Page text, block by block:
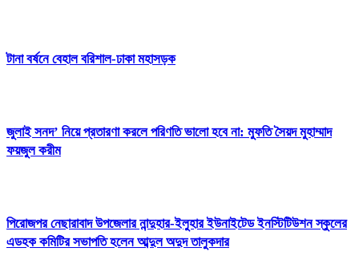
টানা বর্ষনে বেহাল বরিশাল-ঢাকা মহাসড়ক
জুলাই সনদ’ নিয়ে প্রতারণা করলে পরিণতি ভালো হবে না: মুফতি সৈয়দ মুহাম্মাদ
ফয়জুল করীম
পিরোজপর নেছারাবাদ উপজেলার নান্দুহার-ইলুহার ইউনাইটেড ইনস্টিটিউশন স্কুলের
এডহক কমিটির সভাপতি হলেন আব্দুল অদুদ তালুকদার